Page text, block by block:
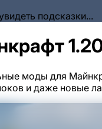
подсказки...
моды для
и даже новые